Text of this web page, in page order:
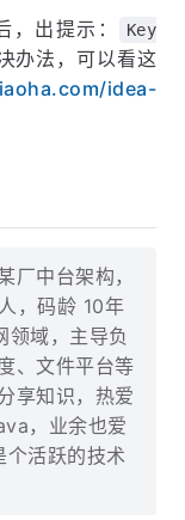
，如何解决？
，出提示： Key
法，可以看这
厂中台架构，
，码龄 10年
领域，主导负
、文件平台等
享知识，热爱
，业余也爱